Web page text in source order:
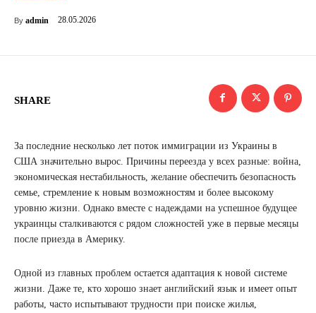
By admin 28.05.2026
SHARE
За последние несколько лет поток иммиграции из Украины в
США значительно вырос. Причины переезда у всех разные: война,
экономическая нестабильность, желание обеспечить безопасность
семье, стремление к новым возможностям и более высокому
уровню жизни. Однако вместе с надеждами на успешное будущее
украинцы сталкиваются с рядом сложностей уже в первые месяцы
после приезда в Америку.
Одной из главных проблем остается адаптация к новой системе
жизни. Даже те, кто хорошо знает английский язык и имеет опыт
работы, часто испытывают трудности при поиске жилья,